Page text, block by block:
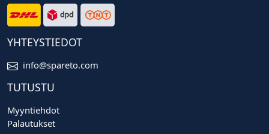
YHTEYSTIEDOT
info@spareto.com
TUTUSTU
Myyntiehdot
Palautukset